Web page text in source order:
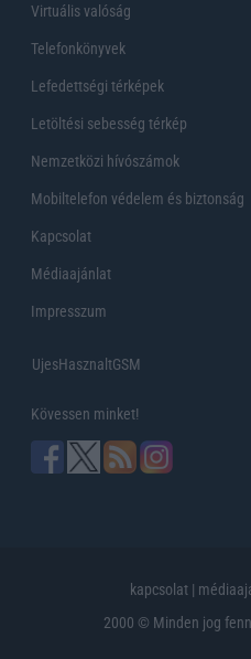
Virtuális valóság
Telefonkönyvek
Lefedettségi térképek
Letöltési sebesség térkép
Nemzetközi hívószámok
Mobiltelefon védelem és biztonság
Kapcsolat
Médiaajánlat
Impresszum
UjesHasznaltGSM
Kövessen minket!
kapcsolat |
2000 © Minden jog